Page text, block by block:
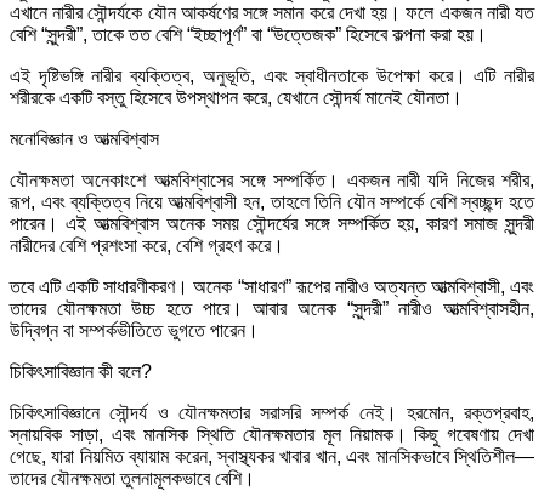
এখানে নারীর সৌন্দর্যকে যৌন আকর্ষণের সঙ্গে সমান করে দেখা হয়। ফলে একজন নারী যত
বেশি “সুন্দরী”, তাকে তত বেশি “ইচ্ছাপূর্ণ” বা “উত্তেজক” হিসেবে কল্পনা করা হয়।
এই দৃষ্টিভঙ্গি নারীর ব্যক্তিত্ব, অনুভূতি, এবং স্বাধীনতাকে উপেক্ষা করে। এটি নারীর
শরীরকে একটি বস্তু হিসেবে উপস্থাপন করে, যেখানে সৌন্দর্য মানেই যৌনতা।
মনোবিজ্ঞান ও আত্মবিশ্বাস
যৌনক্ষমতা অনেকাংশে আত্মবিশ্বাসের সঙ্গে সম্পর্কিত। একজন নারী যদি নিজের শরীর,
রূপ, এবং ব্যক্তিত্ব নিয়ে আত্মবিশ্বাসী হন, তাহলে তিনি যৌন সম্পর্কে বেশি স্বচ্ছন্দ হতে
পারেন। এই আত্মবিশ্বাস অনেক সময় সৌন্দর্যের সঙ্গে সম্পর্কিত হয়, কারণ সমাজ সুন্দরী
নারীদের বেশি প্রশংসা করে, বেশি গ্রহণ করে।
তবে এটি একটি সাধারণীকরণ। অনেক “সাধারণ” রূপের নারীও অত্যন্ত আত্মবিশ্বাসী, এবং
তাদের যৌনক্ষমতা উচ্চ হতে পারে। আবার অনেক “সুন্দরী” নারীও আত্মবিশ্বাসহীন,
উদ্বিগ্ন বা সম্পর্কভীতিতে ভুগতে পারেন।
চিকিৎসাবিজ্ঞান কী বলে?
চিকিৎসাবিজ্ঞানে সৌন্দর্য ও যৌনক্ষমতার সরাসরি সম্পর্ক নেই। হরমোন, রক্তপ্রবাহ,
স্নায়বিক সাড়া, এবং মানসিক স্থিতি যৌনক্ষমতার মূল নিয়ামক। কিছু গবেষণায় দেখা
গেছে, যারা নিয়মিত ব্যায়াম করেন, স্বাস্থ্যকর খাবার খান, এবং মানসিকভাবে স্থিতিশীল—
তাদের যৌনক্ষমতা তুলনামূলকভাবে বেশি।